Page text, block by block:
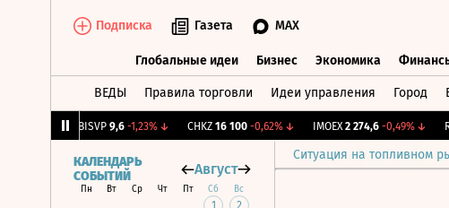
Подписка Газета MAX
Глобальные идеи Бизнес Экономика
ВЕДЫ Правила торговли Идеи управления Город
BISVP 9,6 -1,23%↓ CHKZ 16 100 -0,62%↓ IMOEX 2 274,6 -0,49%↓
Ситуация на топливном
КАЛЕНДАРЬ
СОБЫТИЙ
Август
Пн Вт Ср Чт Пт Сб Вс
1 2